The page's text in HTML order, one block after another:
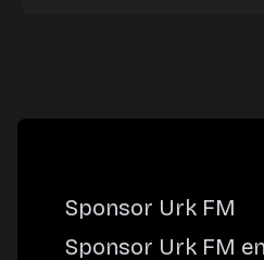
Sponsor Urk FM
Sponsor Urk FM